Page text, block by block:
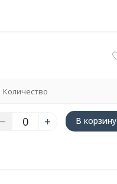
Количество
В корзину